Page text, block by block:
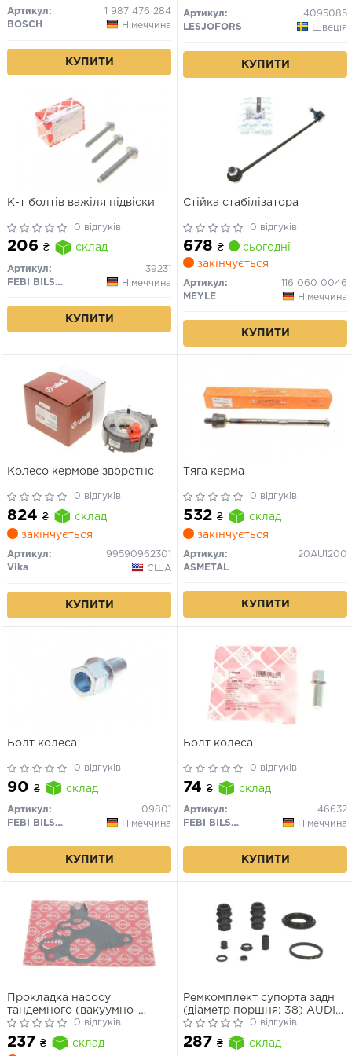
Артикул:
1 987 476 284
BOSCH
Німеччина
КУПИТИ
Артикул:
4095085
LESJOFORS
Швеція
КУПИТИ
К-т болтів важіля підвіски
0 відгуків
206 ₴ склад
Артикул:
39231
FEBI BILSTEIN
Німеччина
КУПИТИ
Стійка стабілізатора
0 відгуків
678 ₴
сьогодні
закінчується
Артикул:
116 060 0046
MEYLE
Німеччина
КУПИТИ
Колесо кермове зворотнє
0 відгуків
824 ₴
склад
закінчується
Артикул:
99590962301
Vika
США
КУПИТИ
Тяга керма
0 відгуків
532 ₴
склад
закінчується
Артикул:
20AU1200
ASMETAL
КУПИТИ
Болт колеса
0 відгуків
90 ₴ склад
Артикул:
09801
FEBI BILSTEIN
Німеччина
КУПИТИ
Болт колеса
0 відгуків
74 ₴ склад
Артикул:
46632
FEBI BILSTEIN
Німеччина
КУПИТИ
Прокладка насосу
тандемного (вакуумно-
паливного)
0 відгуків
237 ₴
склад
Ремкомплект супорта задн
(діаметр поршня: 38) AUDI
A3, CITROEN C4, C4 I,
PEUGEOT 207, 207 CC, 207
SW, 307, 307 CC, 307 SW,
0 відгуків
287 ₴ склад